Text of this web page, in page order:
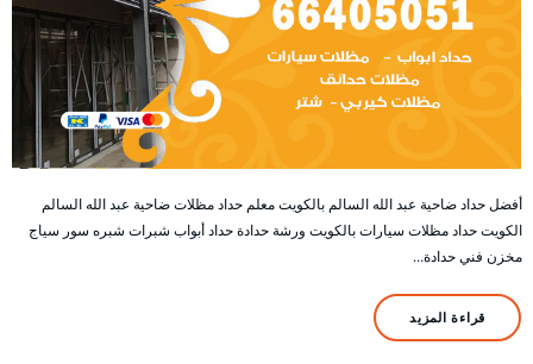
أفضل حداد ضاحية عبد الله السالم بالكويت معلم حداد مظلات ضاحية عبد الله السالم
الكويت حداد مظلات سيارات بالكويت ورشة حدادة حداد أبواب شبرات شبره سور سياج
مخزن فني حدادة…
قراءة المزيد